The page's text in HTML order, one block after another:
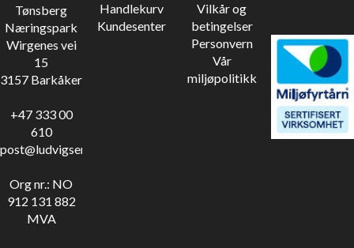
Tønsberg
Næringspark
Wirgenes vei
15
3157 Barkåker
+47 333 00
610
post@ludvigsen.no
Org nr.: NO
912 131 882
MVA
Handlekurv
Kundesenter
Vilkår og
betingelser
Personvern
Vår
miljøpolitikk